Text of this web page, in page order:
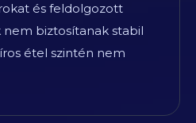
és feldolgozott
biztosítanak stabil
étel szintén nem